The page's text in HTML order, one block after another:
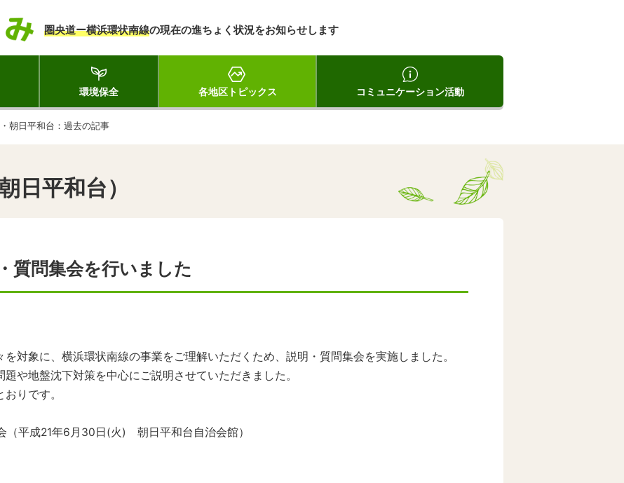
圏央道ー横浜環状南線の現在の進ちょく状況をお知らせします
環境保全 各地区トピックス コミュニケーション活動
朝日平和台：過去の記事
日平和台）
質問集会を行いました
対象に、横浜環状南線の事業をご理解いただくため、説明・質問集会を実施しました。
や地盤沈下対策を中心にご説明させていただきました。
りです。
（平成21年6月30日(火) 朝日平和台自治会館）